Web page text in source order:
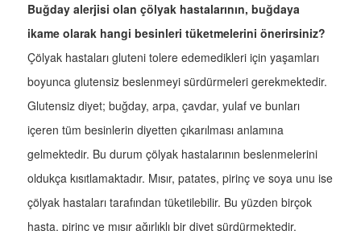
Buğday alerjisi olan çölyak hastalarının, buğdaya
ikame olarak hangi besinleri tüketmelerini önerirsiniz?
Çölyak hastaları gluteni tolere edemedikleri için yaşamları
boyunca glutensiz beslenmeyi sürdürmeleri gerekmektedir.
Glutensiz diyet; buğday, arpa, çavdar, yulaf ve bunları
içeren tüm besinlerin diyetten çıkarılması anlamına
gelmektedir. Bu durum çölyak hastalarının beslenmelerini
oldukça kısıtlamaktadır. Mısır, patates, pirinç ve soya unu ise
çölyak hastaları tarafından tüketilebilir. Bu yüzden birçok
hasta, pirinç ve mısır ağırlıklı bir diyet sürdürmektedir.